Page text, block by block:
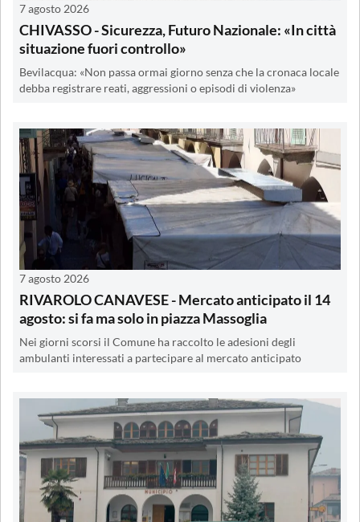
7 agosto 2026
CHIVASSO - Sicurezza, Futuro Nazionale: «In città
situazione fuori controllo»
Bevilacqua: «Non passa ormai giorno senza che la cronaca locale
debba registrare reati, aggressioni o episodi di violenza»
7 agosto 2026
RIVAROLO CANAVESE - Mercato anticipato il 14
agosto: si fa ma solo in piazza Massoglia
Nei giorni scorsi il Comune ha raccolto le adesioni degli
ambulanti interessati a partecipare al mercato anticipato